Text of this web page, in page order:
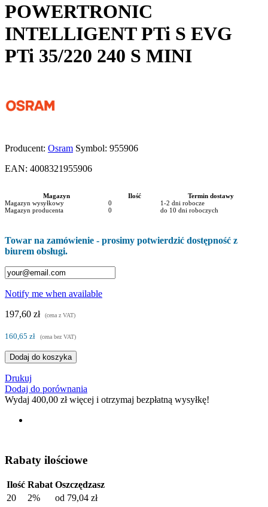
POWERTRONIC
INTELLIGENT PTi S EVG
PTi 35/220 240 S MINI
Producent: Osram Symbol: 955906
EAN: 4008321955906
Magazyn Ilość
Termin dostawy
Magazyn wysyłkowy
0
1-2 dni robocze
Magazyn producenta
0 do 10 dni roboczych
Towar na zamówienie - prosimy potwierdzić dostępność z
biurem obsługi.
Notify me when available
197,60 zł
(cena z VAT)
160,65 zł (cena bez VAT)
Dodaj do koszyka
Drukuj
Dodaj do porównania
Wydaj 400,00 złwięcej i otrzymaj bezpłatną wysyłkę!
Rabaty ilościowe
Ilość Rabat Oszczędzasz
20
2% od 79,04 zł